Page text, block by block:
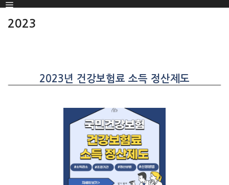
SKIP
TO
Menu
2023
2023년 건강보험료 소득 정산제도